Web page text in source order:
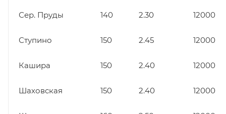
Сер. Пруды 140 2.30 12000
Ступино 150 2.45 12000
Кашира 150 2.40 12000
Шаховская 150 2.40 12000